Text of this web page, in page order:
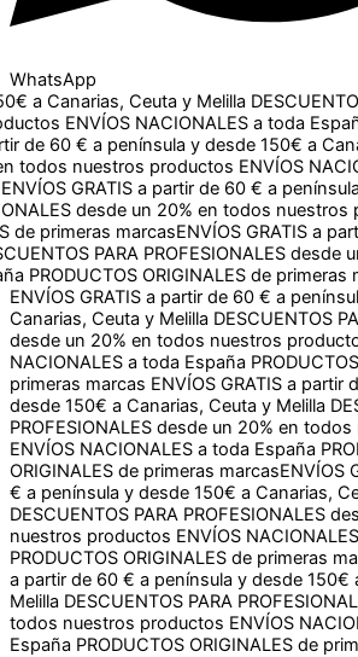
WhatsApp
Ceuta y MelillaDESCUENTOS
a toda EspañaPRODUCTOS
a Canarias, Ceuta y Melilla
ENVÍOS NACIONALES a toda España
60 € a península y desde 150€ a Canarias,
nuestros productosENVÍOS
a partir de 60 € a península y desde
en todos nuestros productosENVÍOS
ENVÍOS GRATIS a partir de 60 € a
Canarias, Ceuta y Melilla DESCUENTOS
desde un 20% en todos nuestros
NACIONALES a toda España
primeras marcas ENVÍOS GRATIS a partir
desde 150€ a Canarias, Ceuta y Melilla
PROFESIONALES desde un 20% en
ENVÍOS NACIONALES a toda España
ORIGINALES de primeras marcasENVÍOS
€ a península y desde 150€ a Canarias,
DESCUENTOS PARA PROFESIONALES
nuestros productos ENVÍOS
PRODUCTOS ORIGINALES de primeras
a partir de 60 € a península y desde 150€
Melilla DESCUENTOS PARA
todos nuestros productos ENVÍOS
España PRODUCTOS ORIGINALES de